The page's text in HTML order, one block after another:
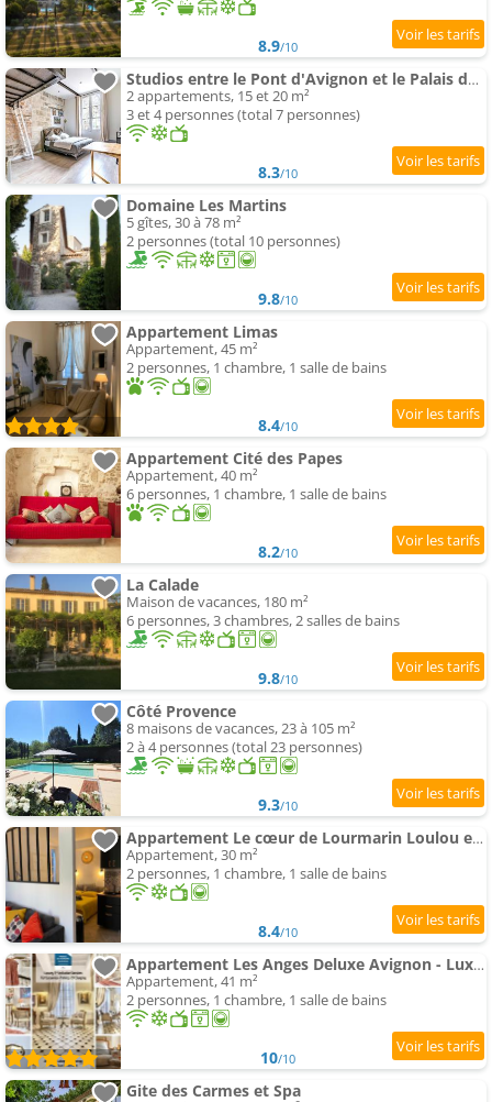
8.9/10
Studios entre le Pont d'Avignon et le Palais des Papes - AC clim parking
2 appartements, 15 et 20 m²
3 et 4 personnes (total 7 personnes)
8.3/10
Domaine Les Martins
5 gîtes, 30 à 78 m²
2 personnes (total 10 personnes)
9.8/10
Appartement Limas
Appartement, 45 m²
2 personnes, 1 chambre, 1 salle de bains
8.4/10
Appartement Cité des Papes
Appartement, 40 m²
6 personnes, 1 chambre, 1 salle de bains
8.2/10
La Calade
Maison de vacances, 180 m²
6 personnes, 3 chambres, 2 salles de bains
9.8/10
Côté Provence
8 maisons de vacances, 23 à 105 m²
2 à 4 personnes (total 23 personnes)
9.3/10
Appartement Le cœur de Lourmarin Loulou en Luberon
Appartement, 30 m²
2 personnes, 1 chambre, 1 salle de bains
8.4/10
Appartement Les Anges Deluxe Avignon - Luxury Maison - Exclusive Services & Tours
Appartement, 41 m²
2 personnes, 1 chambre, 1 salle de bains
10/10
Gite des Carmes et Spa